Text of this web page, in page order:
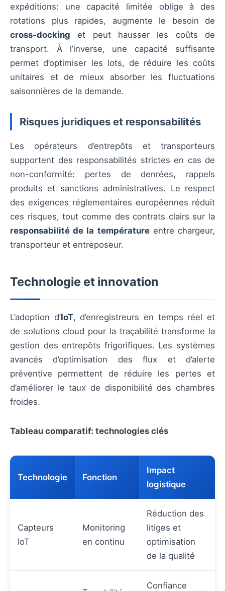
expéditions: une capacité limitée oblige à des
rotations plus rapides, augmente le besoin de
cross-docking et peut hausser les coûts de
transport. À l’inverse, une capacité suffisante
permet d’optimiser les lots, de réduire les coûts
unitaires et de mieux absorber les fluctuations
saisonnières de la demande.
Risques juridiques et responsabilités
Les opérateurs d’entrepôts et transporteurs
supportent des responsabilités strictes en cas de
non-conformité: pertes de denrées, rappels
produits et sanctions administratives. Le respect
des exigences réglementaires européennes réduit
ces risques, tout comme des contrats clairs sur la
responsabilité de la températureentre chargeur,
transporteur et entreposeur.
Technologie et innovation
L’adoption d’IoT, d’enregistreurs en temps réel et
de solutions cloud pour la traçabilité transforme la
gestion des entrepôts frigorifiques. Les systèmes
avancés d’optimisation des flux et d’alerte
préventive permettent de réduire les pertes et
d’améliorer le taux de disponibilité des chambres
froides.
Tableau comparatif: technologies clés
Technologie Fonction
Impact
logistique
Capteurs
IoT
Monitoring
en continu
Réduction des
litiges et
optimisation
de la qualité
Confiance